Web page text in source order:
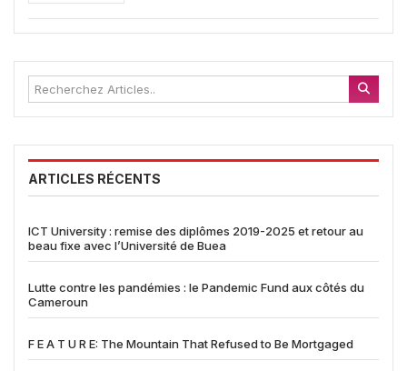
ARTICLES RÉCENTS
ICT University : remise des diplômes 2019-2025 et retour au
beau fixe avec l’Université de Buea
Lutte contre les pandémies : le Pandemic Fund aux côtés du
Cameroun
F E A T U R E: The Mountain That Refused to Be Mortgaged